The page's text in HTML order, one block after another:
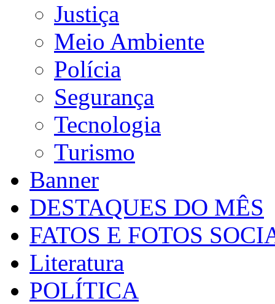
Justiça
Meio Ambiente
Polícia
Segurança
Tecnologia
Turismo
Banner
DESTAQUES DO MÊS
FATOS E FOTOS
Literatura
POLÍTICA